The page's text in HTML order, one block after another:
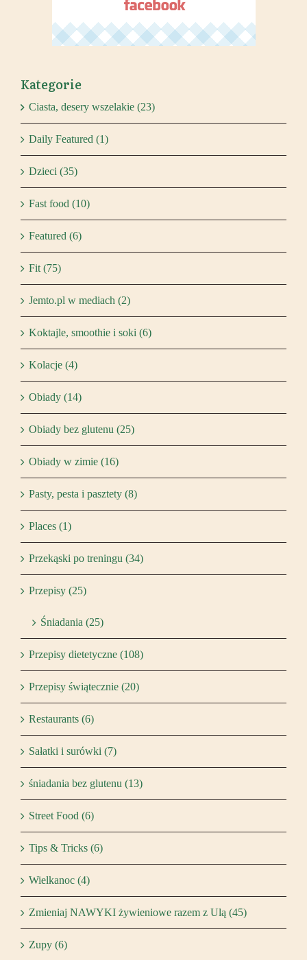
Kategorie
Ciasta, desery wszelakie (23)
Daily Featured (1)
Dzieci (35)
Fast food (10)
Featured (6)
Fit (75)
Jemto.pl w mediach (2)
Koktajle, smoothie i soki (6)
Kolacje (4)
Obiady (14)
Obiady bez glutenu (25)
Obiady w zimie (16)
Pasty, pesta i pasztety (8)
Places (1)
Przekąski po treningu (34)
Przepisy (25)
Śniadania (25)
Przepisy dietetyczne (108)
Przepisy świątecznie (20)
Restaurants (6)
Sałatki i surówki (7)
śniadania bez glutenu (13)
Street Food (6)
Tips & Tricks (6)
Wielkanoc (4)
Zmieniaj NAWYKI żywieniowe razem z Ulą (45)
Zupy (6)